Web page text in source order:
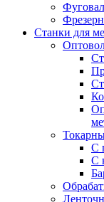
Станки для
С
С